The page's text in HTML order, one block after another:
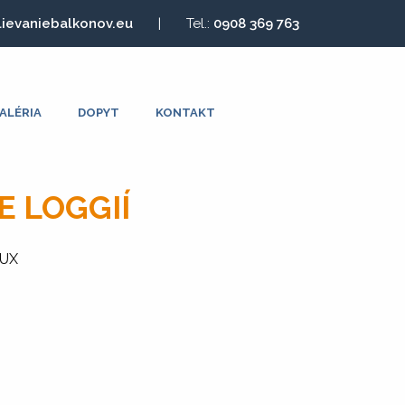
| Tel.: 0908 369 763
DOPYT KONTAKT
LOGGIÍ